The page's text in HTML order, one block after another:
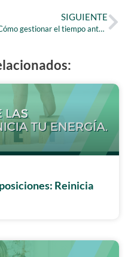
SIGUIENTE
Cómo gestionar el tiempo ante la temida oposición y sus beneficios
Reinicia